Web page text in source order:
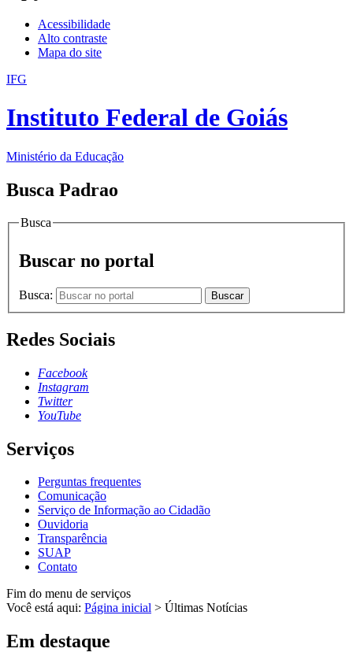
Acessibilidade
Alto contraste
Mapa do site
IFG
Instituto Federal de Goiás
Ministério da Educação
Busca Padrao
Busca
Buscar no portal
Busca: Buscar
Redes Sociais
Facebook
Instagram
Twitter
YouTube
Serviços
Perguntas frequentes
Comunicação
Serviço de Informação ao Cidadão
Ouvidoria
Transparência
SUAP
Contato
Fim do menu de serviços
Você está aqui: Página inicial > Últimas Notícias
Em destaque